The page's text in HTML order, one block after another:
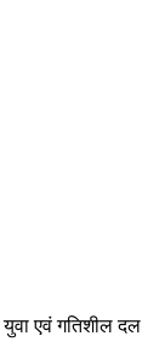
एवं गतिशील दल